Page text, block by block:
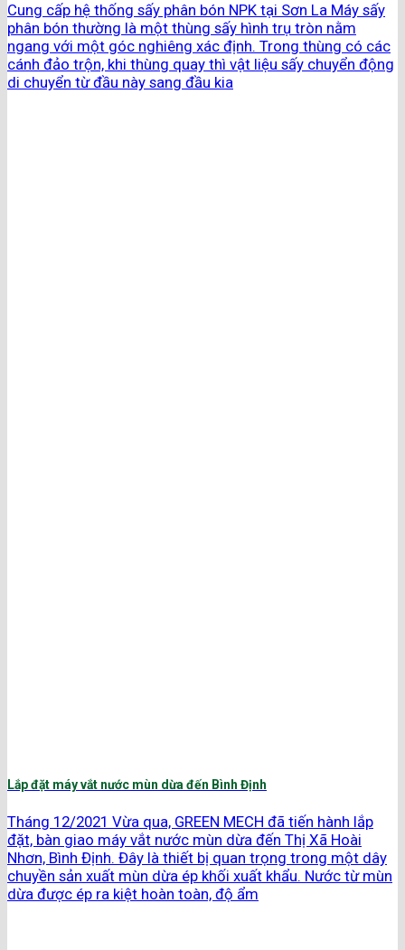
Cung cấp hệ thống sấy phân bón NPK tại Sơn La Máy sấy
phân bón thường là một thùng sấy hình trụ tròn nằm
ngang với một góc nghiêng xác định. Trong thùng có các
cánh đảo trộn, khi thùng quay thì vật liệu sấy chuyển động
di chuyển từ đầu này sang đầu kia
Lắp đặt máy vắt nước mùn dừa đến Bình Định
Tháng 12/2021 Vừa qua, GREEN MECH đã tiến hành lắp
đặt, bàn giao máy vắt nước mùn dừa đến Thị Xã Hoài
Nhơn, Bình Định. Đây là thiết bị quan trọng trong một dây
chuyền sản xuất mùn dừa ép khối xuất khẩu. Nước từ mùn
dừa được ép ra kiệt hoàn toàn, độ ẩm